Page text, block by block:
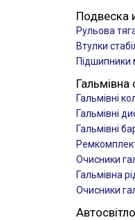
Подвеска
Рульова
Втулки
Підшипники
Гальмівна
Гальмівні
Гальмівні
Гальмівні
Очисники
Гальмівна
Очисники
Автосвітло